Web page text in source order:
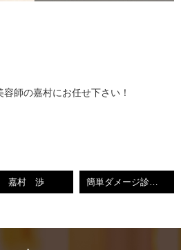
師の嘉村にお任せ下さい！
嘉村 渉 簡単ダメージ診断！？